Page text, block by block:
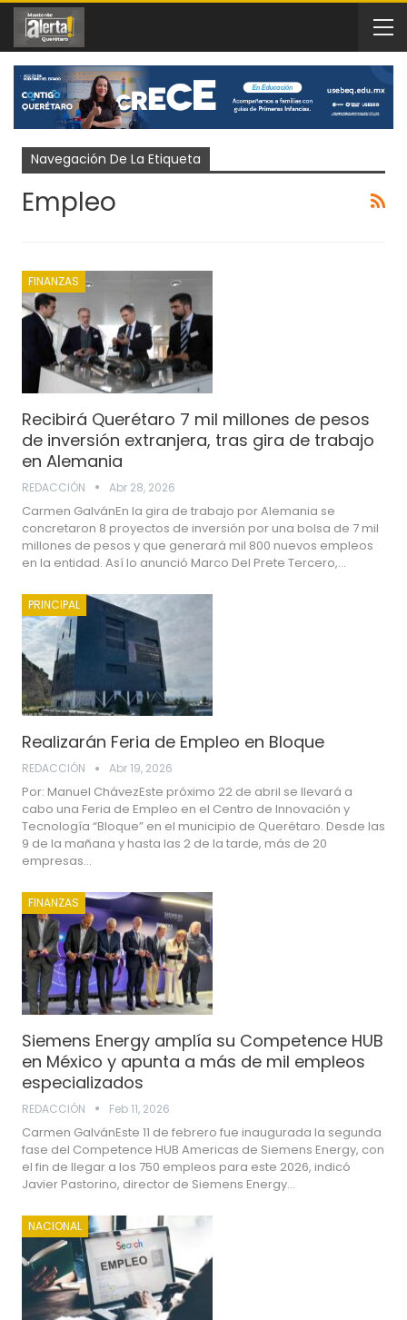
Navegación De La Etiqueta
Empleo
FINANZAS
Recibirá Querétaro 7 mil millones de pesos
de inversión extranjera, tras gira de trabajo
en Alemania
REDACCIÓN Abr 28, 2026
Carmen GalvánEn la gira de trabajo por Alemania se
concretaron 8 proyectos de inversión por una bolsa de 7 mil
millones de pesos y que generará mil 800 nuevos empleos
en la entidad. Así lo anunció Marco Del Prete Tercero,…
PRINCIPAL
Realizarán Feria de Empleo en Bloque
REDACCIÓN Abr 19, 2026
Por: Manuel ChávezEste próximo 22 de abril se llevará a
cabo una Feria de Empleo en el Centro de Innovación y
Tecnología “Bloque” en el municipio de Querétaro. Desde las
9 de la mañana y hasta las 2 de la tarde, más de 20
empresas…
FINANZAS
Siemens Energy amplía su Competence HUB
en México y apunta a más de mil empleos
especializados
REDACCIÓN Feb 11, 2026
Carmen GalvánEste 11 de febrero fue inaugurada la segunda
fase del Competence HUB Americas de Siemens Energy, con
el fin de llegar a los 750 empleos para este 2026, indicó
Javier Pastorino, director de Siemens Energy…
NACIONAL